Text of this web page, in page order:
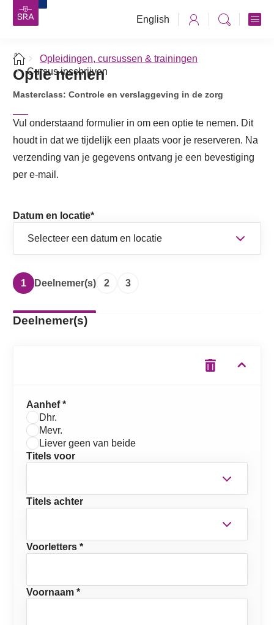
English
Opleidingen, cursussen & trainingen
Cursus inschrijven
Optie nemen
Masterclass: Controle en verslaggeving in de zorg
Vul onderstaand formulier in om een optie te nemen. Dit
houdt in dat we tijdelijk een plaats voor je reserveren. Na
verzending van je gegevens ontvang je een bevestiging
per e-mail.
Datum en locatie*
1 Deelnemer(s) 2 3
Deelnemer(s)
Aanhef *
Dhr.
Mevr.
Liever geen van beide
Titels voor
Titels achter
Voorletters *
Voornaam *